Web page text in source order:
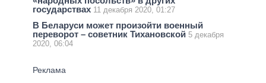
государствах 11 декабря 2020, 01:27
В Беларуси может произойти военный
переворот – советник Тихановской 5 декабря
2020, 06:04